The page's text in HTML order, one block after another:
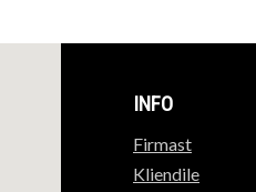
INFO
Firmast
Kliendile